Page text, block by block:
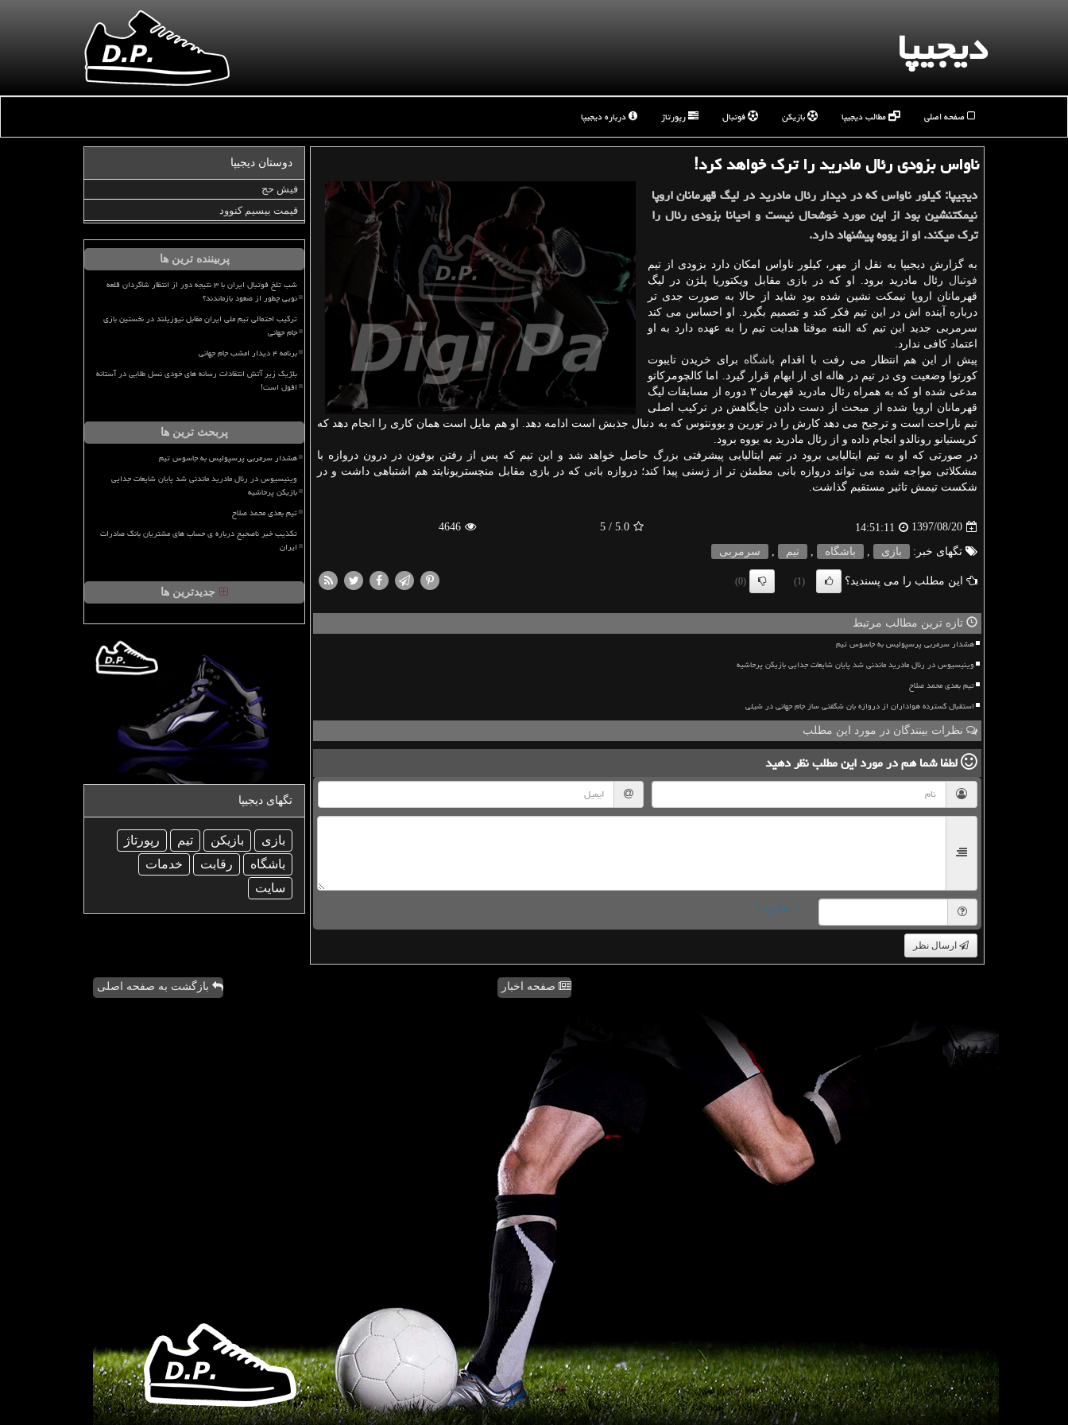
دیجیپا
صفحه اصلی مطالب دیجیپا بازیکن فوتبال رپورتاژ درباره دیجیپا
ناواس بزودی رئال مادرید را ترك خواهد كرد!
دیجیپا: كیلور ناواس كه در دیدار رئال مادرید در لیگ قهرمانان اروپا
نیمكت‎‏نشین بود از این مورد خوشحال نیست و احیانا بزودی رئال را
ترك می‏‎كند. او از یووه پیشنهاد دارد.
به گزارش دیجیپا به نقل از مهر، كیلور ناواس امكان دارد بزودی از تیم
فوتبال رئال مادرید برود. او كه در بازی مقابل ویكتوریا پلژن در لیگ
قهرمانان اروپا نیمكت نشین شده بود شاید از حالا به صورت جدی تر
درباره آینده اش در این تیم فكر كند و تصمیم بگیرد. او احساس می كند
سرمربی جدید این تیم كه البته موقتا هدایت تیم را به عهده دارد به او
اعتماد كافی ندارد.
پیش از این هم انتظار می رفت با اقدام باشگاه برای خریدن تایبوت
كورتوا وضعیت وی در تیم در هاله ای از ابهام قرار گیرد. اما كالچومركاتو
مدعی شده او كه به همراه رئال مادرید قهرمان ۳ دوره از مسابقات لیگ
قهرمانان اروپا شده از مبحث از دست دادن جایگاهش در تركیب اصلی
تیم ناراحت است و ترجیح می دهد كارش را در تورین و یوونتوس كه به دنبال جذبش است ادامه دهد. او هم مایل است همان كاری را انجام دهد كه
كریستیانو رونالدو انجام داده و از رئال مادرید به یووه برود.
در صورتی كه او به تیم ایتالیایی برود در تیم ایتالیایی پیشرفتی بزرگ حاصل خواهد شد و این تیم كه پس از رفتن بوفون در درون دروازه با
مشكلاتی مواجه شده می تواند دروازه بانی مطمئن تر از ژسنی پیدا كند؛ دروازه بانی كه در بازی مقابل منچستریونایتد هم اشتباهی داشت و در
شكست تیمش تاثیر مستقیم گذاشت.
1397/08/20
14:51:11
5.0
/ 5
4646
تگهای خبر: بازی باشگاه تیم سرمربی
این مطلب را می پسندید؟ (1)
(0)
تازه ترین مطالب مرتبط
هشدار سرمربی پرسپولیس به جاسوس تیم
وینیسیوس در رئال مادرید ماندنی شد پایان شایعات جدایی بازیکن پرحاشیه
تیم بعدی محمد صلاح
استقبال گسترده هواداران از دروازه بان شگفتی ساز جام جهانی در شیلی
نظرات بینندگان در مورد این مطلب
لطفا شما همدر مورد این مطلبنظر دهید
= ۱ بعلاوه ۴
ارسال نظر
دوستان دیجیپا
فیش حج
قیمت بیسیم کنوود
پربیننده ترین ها
شب تلخ فوتبال ایران با ۳ نتیجه دور از انتظار شاگردان قلعه
نویی چطور از صعود بازماندند؟
ترکیب احتمالی تیم ملی ایران مقابل نیوزیلند در نخستین بازی
جام جهانی
برنامه ۴ دیدار امشب جام جهانی
بلژیک زیر آتش انتقادات رسانه های خودی نسل طلایی در آستانه
افول است!
پربحث ترین ها
هشدار سرمربی پرسپولیس به جاسوس تیم
وینیسیوس در رئال مادرید ماندنی شد پایان شایعات جدایی
بازیکن پرحاشیه
تیم بعدی محمد صلاح
تکذیب خبر ناصحیح درباره ی حساب های مشتریان بانک صادرات
ایران
جدیدترین ها
تگهای دیجیپا
بازی بازیكن تیم
رپورتاژ
باشگاه
رقابت
خدمات
سایت
صفحه اخبار بازگشت به صفحه اصلی